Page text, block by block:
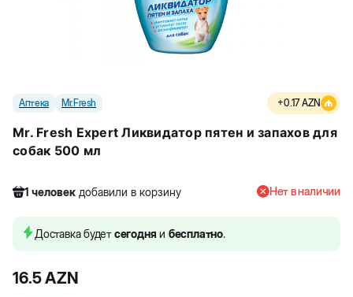
Аптека Mr.Fresh +0.17 AZN
Mr. Fresh Expert Ликвидатор пятен и запахов для
собак 500 мл
1 человек добавили в корзину
3 человек купили товар
Нет в наличии
Доставка будетсегодня и бесплатно.
16.5AZN